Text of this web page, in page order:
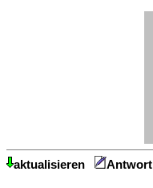
aktualisieren Antwort